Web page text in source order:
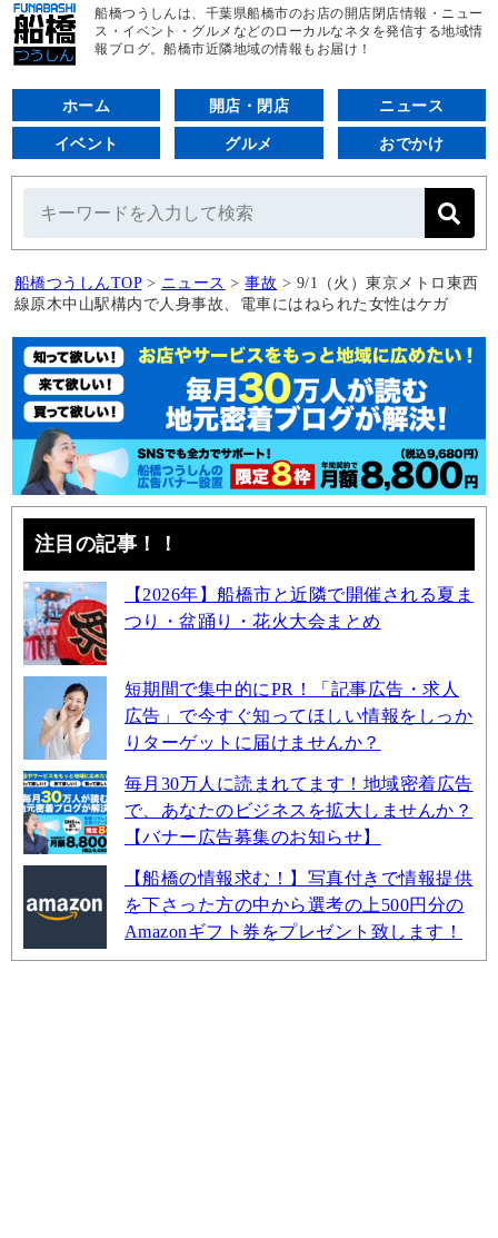
船橋つうしんは、千葉県船橋市のお店の開店閉店情報・ニュー
ス・イベント・グルメなどのローカルなネタを発信する地域情
報ブログ。船橋市近隣地域の情報もお届け！
ホーム 開店・閉店 ニュース
イベント グルメ おでかけ
船橋つうしんTOP > ニュース > 事故 > 9/1（火）東京メトロ東西
線原木中山駅構内で人身事故、電車にはねられた女性はケガ
注目の記事！！
【2026年】船橋市と近隣で開催される夏ま
つり・盆踊り・花火大会まとめ
短期間で集中的にPR！「記事広告・求人
広告」で今すぐ知ってほしい情報をしっか
りターゲットに届けませんか？
毎月30万人に読まれてます！地域密着広告
で、あなたのビジネスを拡大しませんか？
【バナー広告募集のお知らせ】
【船橋の情報求む！】写真付きで情報提供
を下さった方の中から選考の上500円分の
Amazonギフト券をプレゼント致します！